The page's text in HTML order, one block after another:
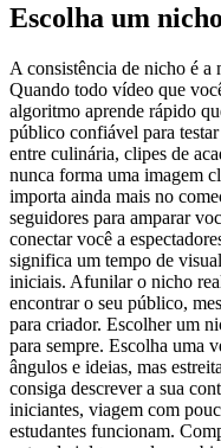
Escolha um
A consistência de nicho é a
Quando todo vídeo que
algoritmo aprende rápido
público confiável para
entre culinária, clipes de
nunca forma uma imagem
importa ainda mais no
seguidores para amparar
conectar você a
significa um tempo de
iniciais. Afunilar o nicho
encontrar o seu público,
para criador. Escolher um
para sempre. Escolha uma
ângulos e ideias, mas
consiga descrever a sua
iniciantes, viagem com
estudantes funcionam.